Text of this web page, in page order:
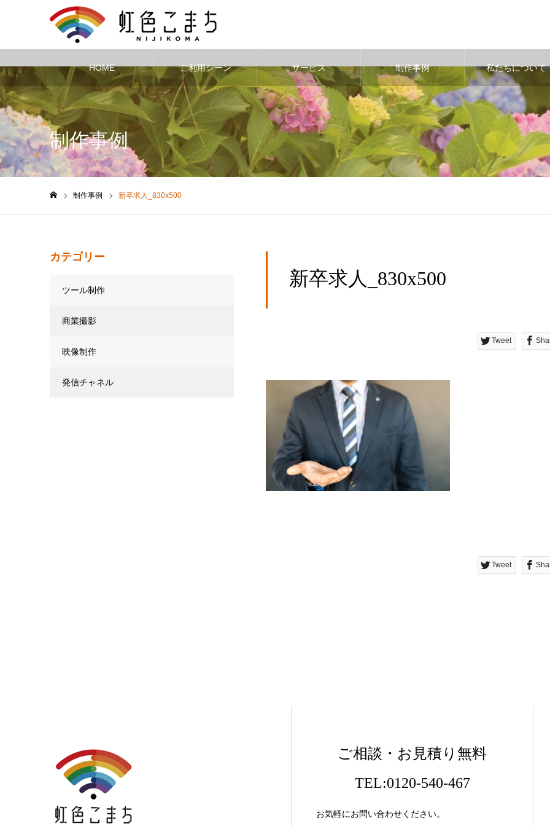
HOME ご利用シーン サービス 制作事例 私たちについて
Warning : Undefined variable $cat_id in/home/nijikoma/nijikoma.net/public_html/wp-content/themes/noel_tcd072/single.php on line
制作事例
制作事例 新卒求人_830x500
新卒求人_830x500
Tweet
Tweet
カテゴリー
ツール制作
商業撮影
映像制作
発信チャネル
ご相談・お見積り無料
TEL:0120-540-467
お気軽にお問い合わせください。